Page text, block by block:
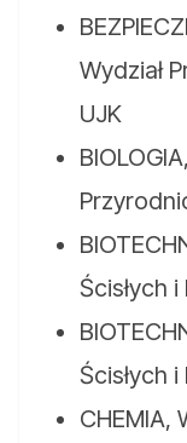
Wydział
UJK
Ścisłych
Ścisłych
CHEMIA,